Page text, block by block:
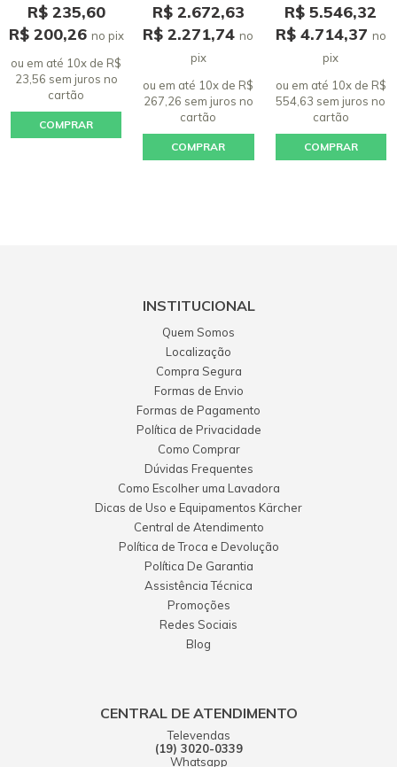
R$ 235,60
R$ 200,26 no pix
ou em até 10x de R$
23,56 sem juros no
cartão
COMPRAR
R$ 2.672,63
R$ 2.271,74no
pix
ou em até 10x de R$
267,26 sem juros no
cartão
COMPRAR
R$ 5.546,32
R$ 4.714,37 no
pix
ou em até 10x de R$
554,63 sem jurosno
cartão
COMPRAR
INSTITUCIONAL
Quem Somos
Localização
Compra Segura
Formas de Envio
Formas de Pagamento
Política de Privacidade
Como Comprar
Dúvidas Frequentes
Como Escolher uma Lavadora
Dicas de Uso e Equipamentos Kärcher
Central de Atendimento
Política de Troca e Devolução
Política De Garantia
Assistência Técnica
Promoções
Redes Sociais
Blog
CENTRAL DE ATENDIMENTO
Televendas
(19) 3020-0339
Whatsapp